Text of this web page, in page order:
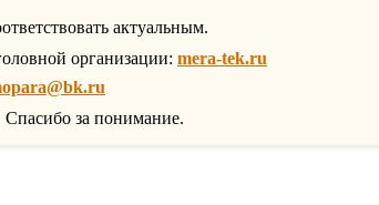
актуальным.
организации: mera-tek.ru
за понимание.